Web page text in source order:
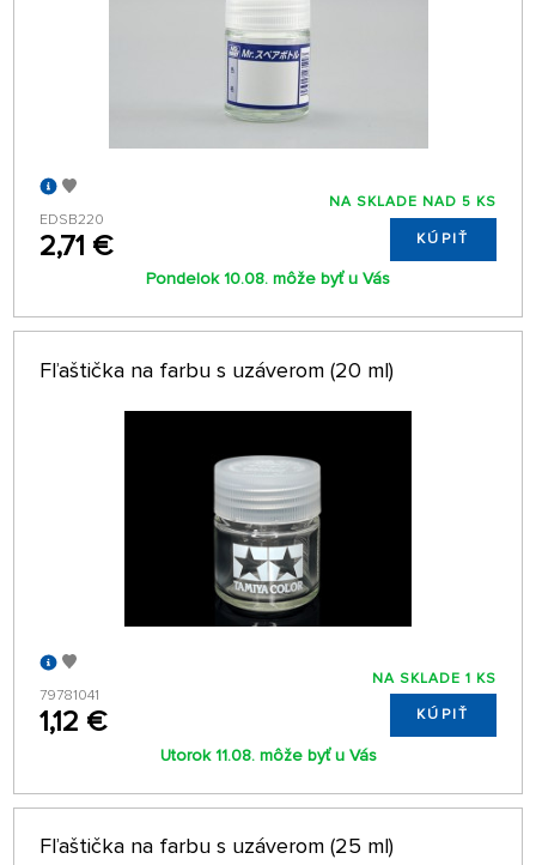
EDSB220
2,71 €
NA SKLADE NAD 5 KS
KÚPIŤ
Pondelok 10.08. môže byť u Vás
Fľaštička na farbu s uzáverom (20 ml)
79781041
1,12 €
NA SKLADE 1 KS
KÚPIŤ
Utorok 11.08. môže byť u Vás
Fľaštička na farbu s uzáverom (25 ml)